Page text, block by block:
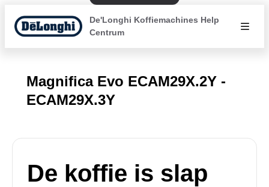
De'Longhi Koffiemachines Help
Centrum
Magnifica Evo ECAM29X.2Y -
ECAM29X.3Y
De koffie is slap